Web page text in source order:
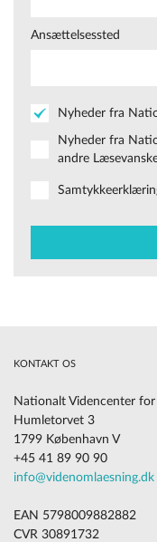
Ansættelsessted
Nyheder fra
Nyheder fra
andre
KONTAKT OS
Nationalt Videncenter
Humletorvet 3
1799 København V
+45 41 89 90 90
info@videnomlaesning.dk
EAN 5798009882882
CVR 30891732